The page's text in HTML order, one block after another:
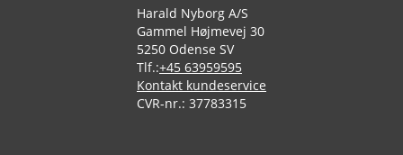
Harald Nyborg A/S
Gammel Højmevej 30
5250 Odense SV
Tlf.:+45 63959595
Kontakt kundeservice
CVR-nr.: 37783315